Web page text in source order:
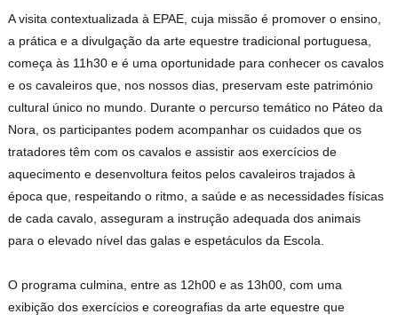
A visita contextualizada à EPAE, cuja missão é promover o ensino,
a prática e a divulgação da arte equestre tradicional portuguesa,
começa às 11h30 e é uma oportunidade para conhecer os cavalos
e os cavaleiros que, nos nossos dias, preservam este património
cultural único no mundo. Durante o percurso temático no Páteo da
Nora, os participantes podem acompanhar os cuidados que os
tratadores têm com os cavalos e assistir aos exercícios de
aquecimento e desenvoltura feitos pelos cavaleiros trajados à
época que, respeitando o ritmo, a saúde e as necessidades físicas
de cada cavalo, asseguram a instrução adequada dos animais
para o elevado nível das galas e espetáculos da Escola.
O programa culmina, entre as 12h00 e as 13h00, com uma
exibição dos exercícios e coreografias da arte equestre que